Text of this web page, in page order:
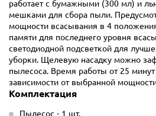
работает с бумажными (300 мл) и
мешками для сбора пыли.
мощности всасывания в 4
памяти для последнего уровня
светодиодной подсветкой для
уборки. Щелевую насадку можно
пылесоса. Время работы от 25
зависимости от выбранной
Комплектация
Пылесос - 1 шт.